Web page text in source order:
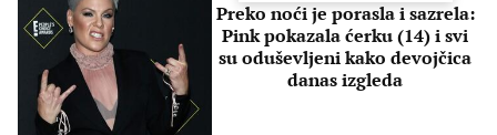
Preko noći je porasla i sazrela:
Pink pokazala ćerku (14) i svi
su oduševljeni kako devojčica
danas izgleda